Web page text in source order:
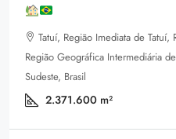
Tatuí, Região Imediata de
Região Geográfica Intermediária
Sudeste, Brasil
2.371.600 m²